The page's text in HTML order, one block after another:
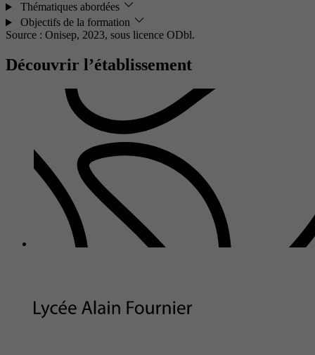
Thématiques abordées
Objectifs de la formation
Source : Onisep, 2023, sous licence ODbl.
Découvrir l’établissement